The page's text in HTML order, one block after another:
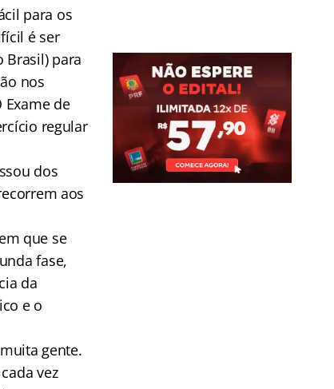
para os
é ser
Brasil) para
nos
de
regular
dos
aos
que se
fase,
da
e o
gente.
vez